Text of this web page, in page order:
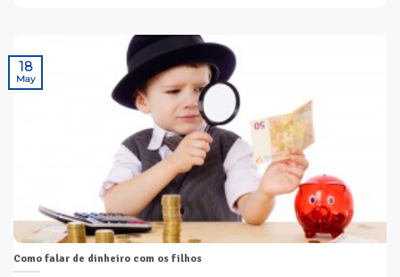
Como falar de dinheiro com os filhos
18
May